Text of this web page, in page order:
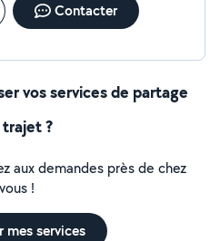
Contacter
vos services de partage
?
aux demandes près de chez
vous !
mes services